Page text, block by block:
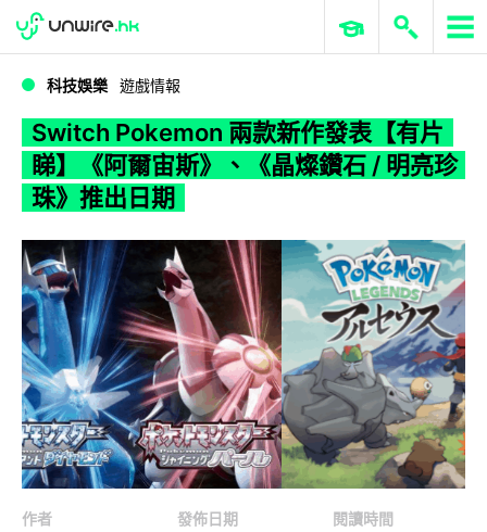
WWDC 2026 ERP 與商業 AI
科技娛樂 遊戲情報
Switch Pokemon 兩款新作發表【有片
睇】《阿爾宙斯》、《晶燦鑽石 / 明亮珍
珠》推出日期
作者
發佈日期
閱讀時間